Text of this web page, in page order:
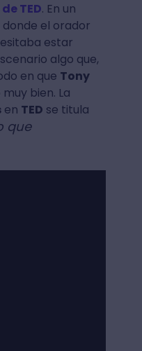
TED. En un
donde el orador
estar
algo que,
en que Tony
bien. La
en TED se titula
que